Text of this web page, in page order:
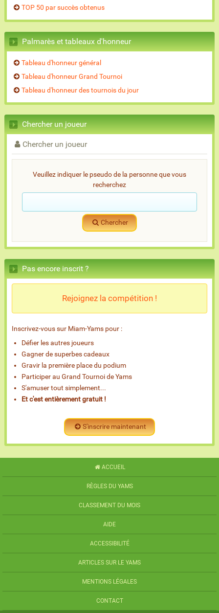
TOP 50 par succès obtenus
Palmarès et tableaux d'honneur
Tableau d'honneur général
Tableau d'honneur Grand Tournoi
Tableau d'honneur des tournois du jour
Chercher un joueur
Chercher un joueur
Veuillez indiquer le pseudo de la personne que vous
recherchez
Chercher
Pas encore inscrit ?
Rejoignez la compétition !
Inscrivez-vous sur Miam-Yams pour :
Défier les autres joueurs
Gagner de superbes cadeaux
Gravir la première place du podium
Participer au Grand Tournoi de Yams
S'amuser tout simplement...
Et c'est entièrement gratuit !
S'inscrire maintenant
ACCUEIL
RÈGLES DU YAMS
CLASSEMENT DU MOIS
AIDE
ACCESSIBILITÉ
ARTICLES SUR LE YAMS
MENTIONS LÉGALES
CONTACT